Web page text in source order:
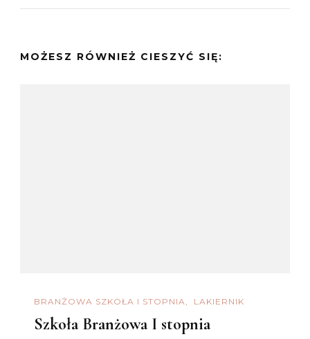
MOŻESZ RÓWNIEŻ CIESZYĆ SIĘ:
BRANŻOWA SZKOŁA I STOPNIA LAKIERNIK
Szkoła Branżowa I stopnia